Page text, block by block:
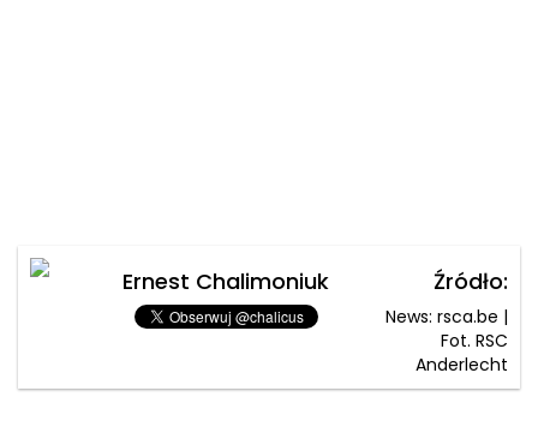
Ernest Chalimoniuk Źródło:
News: rsca.be |
Fot. RSC
Anderlecht